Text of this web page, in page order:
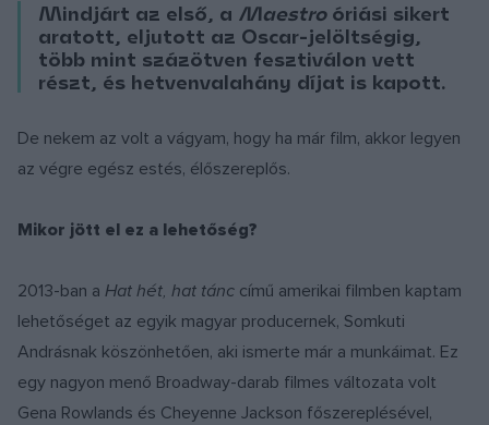
Mindjárt az első, a Maestroóriási sikert
aratott, eljutott az Oscar-jelöltségig,
több mint százötven fesztiválon vett
részt, és hetvenvalahány díjat is kapott.
De nekem az volt a vágyam, hogy ha már film, akkor legyen
az végre egész estés, élőszereplős.
Mikor jött el ez a lehetőség?
2013-ban a Hat hét, hat tánc című amerikai filmben kaptam
lehetőséget az egyik magyar producernek, Somkuti
Andrásnak köszönhetően, aki ismerte már a munkáimat. Ez
egy nagyon menő Broadway-darab filmes változata volt
Gena Rowlands és Cheyenne Jackson főszereplésével,